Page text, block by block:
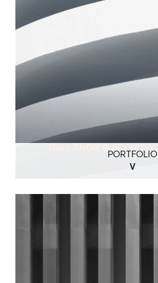
PORTFOLIO
V